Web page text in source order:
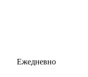
Ежедневно